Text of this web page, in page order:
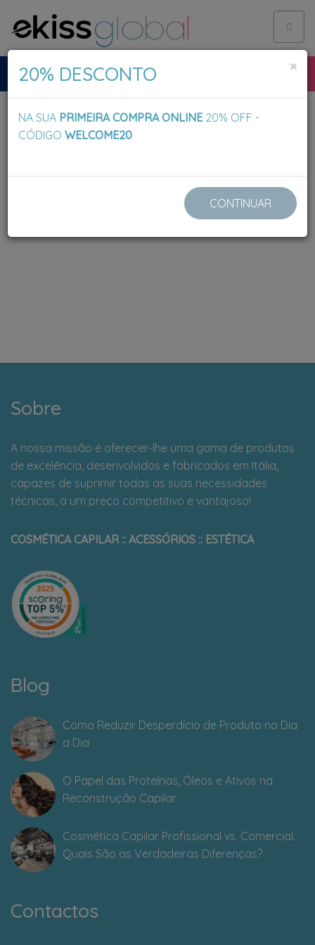
Sobre
A nossa missão é oferecer-lhe uma gama de produtos
de excelência, desenvolvidos e fabricados em Itália,
capazes de suprimir todas as suas necessidades
técnicas, a um preço competitivo e vantajoso!
COSMÉTICA CAPILAR :: ACESSÓRIOS :: ESTÉTICA
Blog
Como Reduzir Desperdício de Produto no Dia
a Dia
O Papel das Proteínas, Óleos e Ativos na
Reconstrução Capilar
Cosmética Capilar Profissional vs. Comercial:
Quais São as Verdadeiras Diferenças?
Contactos
×
20% DESCONTO
NA SUA PRIMEIRA COMPRA ONLINE20% OFF -
CÓDIGO WELCOME20
CONTINUAR